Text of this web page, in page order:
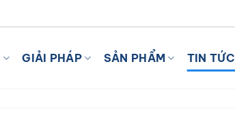
GIẢI PHÁP SẢN PHẨM TIN TỨC